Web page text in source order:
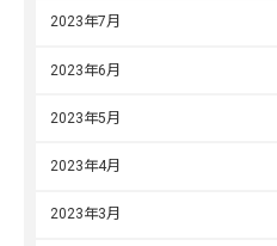
2023年7月
2023年6月
2023年5月
2023年4月
2023年3月